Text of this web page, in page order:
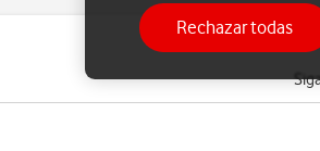
Rechazar todas